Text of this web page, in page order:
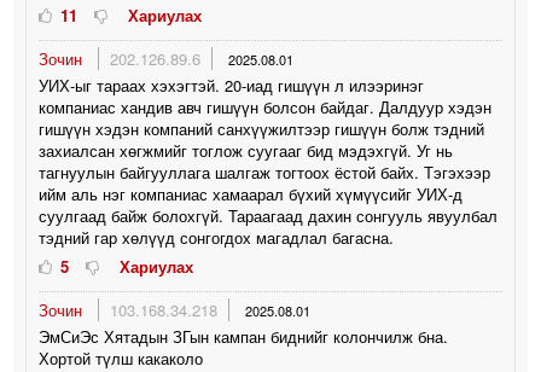
11
Хариулах
Зочин
202.126.89.6 2025.08.01
УИХ-ыг тараах хэхэгтэй. 20-иад гишүүн л илээринэг
компаниас хандив авч гишүүн болсон байдаг. Далдуур хэдэн
гишүүн хэдэн компаний санхүүжилтээр гишүүн болж тэдний
захиалсан хөгжмийг тоглож суугааг бид мэдэхгүй. Уг нь
тагнуулын байгууллага шалгаж тогтоох ёстой байх. Тэгэхээр
ийм аль нэг компаниас хамаарал бүхий хүмүүсийг УИХ-д
суулгаад байж болохгүй. Тараагаад дахин сонгууль явуулбал
тэдний гар хөлүүд сонгогдох магадлал багасна.
5
Хариулах
Зочин
103.168.34.218 2025.08.01
ЭмСиЭс Хятадын ЗГын кампан биднийг колончилж бна.
Хортой түлш какаколо